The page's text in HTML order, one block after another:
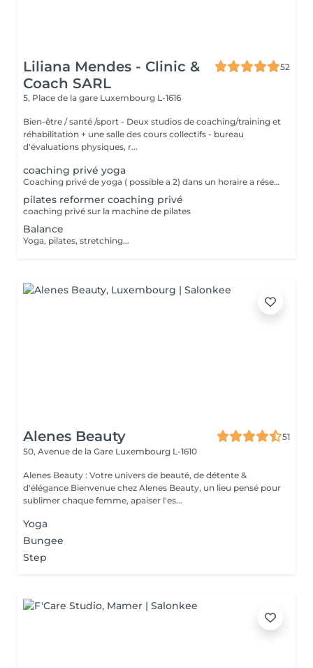
Liliana Mendes - Clinic &
Coach SARL
52
5, Place de la gare Luxembourg L-1616
Bien-être / santé /sport - Deux studios de coaching/training et
réhabilitation + une salle des cours collectifs - bureau
d'évaluations physiques, r...
coaching privé yoga
Coaching privé de yoga ( possible a 2) dans un horaire a réservé
pilates reformer coaching privé
coaching privé sur la machine de pilates
Balance
Yoga, pilates, stretching...
Alenes Beauty
51
50, Avenue de la Gare Luxembourg L-1610
Alenes Beauty : Votre univers de beauté, de détente &
d'élégance Bienvenue chez Alenes Beauty, un lieu pensé pour
sublimer chaque femme, apaiser l'es...
Yoga
Bungee
Step